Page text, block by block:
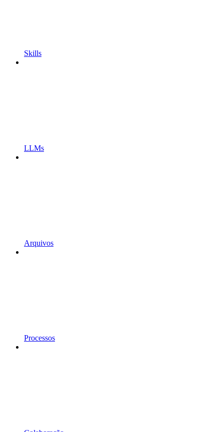
Skills
LLMs
Arquivos
Processos